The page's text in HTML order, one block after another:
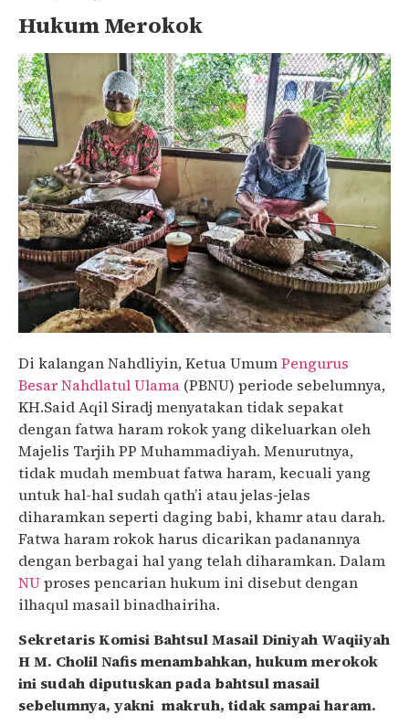
Hukum Merokok
Di kalangan Nahdliyin, Ketua UmumPengurus
Besar Nahdlatul Ulama (PBNU) periode sebelumnya,
KH.Said Aqil Siradj menyatakan tidak sepakat
dengan fatwa haram rokok yang dikeluarkan oleh
Majelis Tarjih PP Muhammadiyah. Menurutnya,
tidak mudah membuat fatwa haram, kecuali yang
untuk hal-hal sudah qath’i atau jelas-jelas
diharamkan seperti daging babi, khamr atau darah.
Fatwa haram rokok harus dicarikan padanannya
dengan berbagai hal yang telah diharamkan. Dalam
NUproses pencarian hukum ini disebut dengan
ilhaqul masail binadhairiha.
Sekretaris Komisi Bahtsul Masail Diniyah Waqiiyah
H M. Cholil Nafis menambahkan, hukum merokok
ini sudah diputuskan pada bahtsul masail
sebelumnya, yakni makruh, tidak sampai haram.